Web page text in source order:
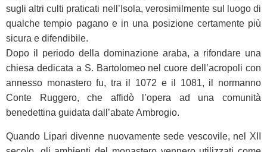
sugli altri culti praticati nell’Isola, verosimilmente sul luogo di
qualche tempio pagano e in una posizione certamente più
sicura e difendibile.
Dopo il periodo della dominazione araba, a rifondare una
chiesa dedicata a S. Bartolomeo nel cuore dell’acropoli con
annesso monastero fu, tra il 1072 e il 1081, il normanno
Conte Ruggero, che affidò l’opera ad una comunità
benedettina guidata dall’abate Ambrogio.
Quando Lipari divenne nuovamente sede vescovile, nel XII